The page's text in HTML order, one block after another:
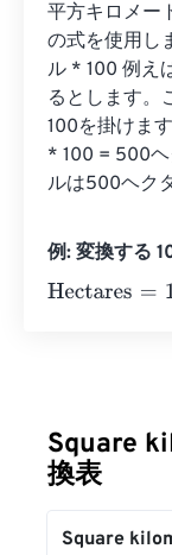
平方キロメー
の式を使用し
ル * 100 例え
るとします。
100を掛けま
* 100 = 500ヘ
ルは500ヘク
例: 変換する
Hectares= 10
Square
換表
Square